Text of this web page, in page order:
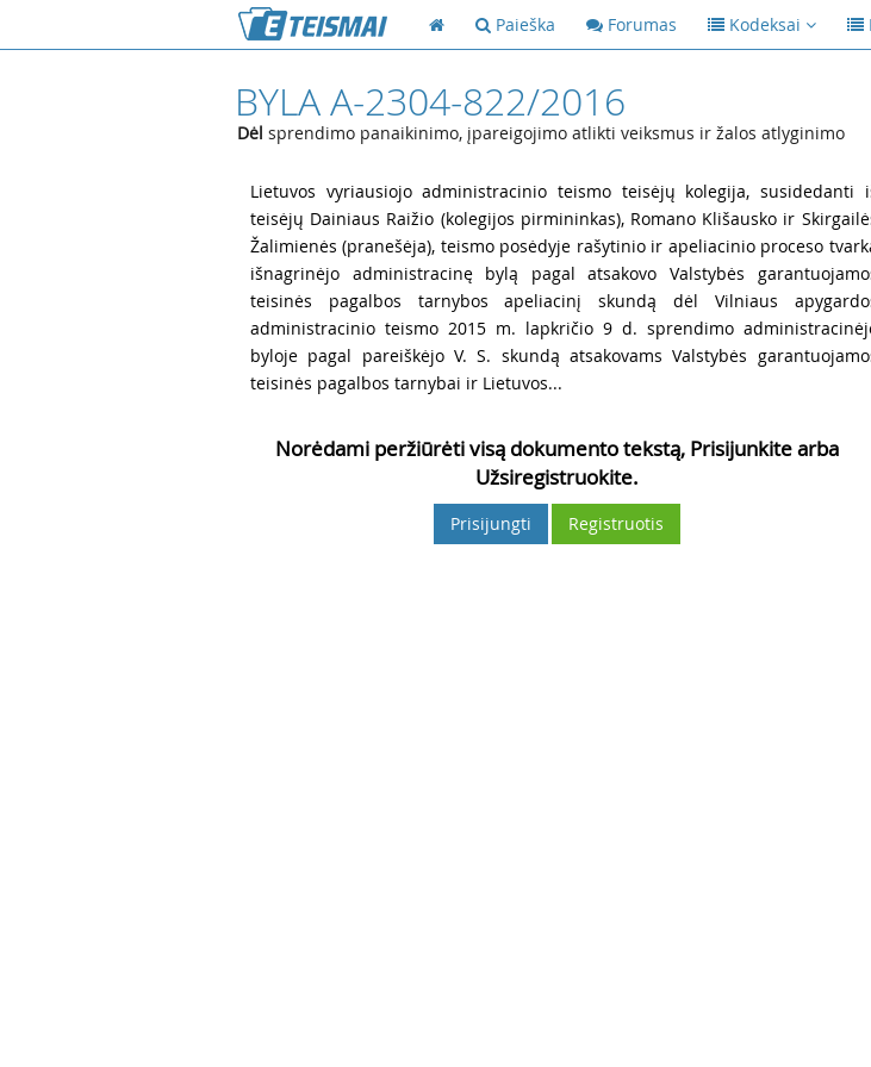
Paieška Forumas Kodeksai
BYLA A-2304-822/2016
Dėl sprendimo panaikinimo, įpareigojimo atlikti veiksmus ir žalos atlyginimo
Lietuvos vyriausiojo administracinio teismo teisėjų kolegija, susidedanti
teisėjų Dainiaus Raižio (kolegijos pirmininkas), Romano Klišausko ir
Žalimienės (pranešėja), teismo posėdyje rašytinio ir apeliacinio proceso
išnagrinėjo administracinę bylą pagal atsakovo Valstybės
teisinės pagalbos tarnybos apeliacinį skundą dėl Vilniaus
administracinio teismo 2015 m. lapkričio 9 d. sprendimo
byloje pagal pareiškėjo V. S. skundą atsakovams Valstybės
teisinės pagalbos tarnybai ir Lietuvos...
Norėdami peržiūrėti visą dokumento tekstą, Prisijunkite arba
Užsiregistruokite.
Prisijungti Registruotis